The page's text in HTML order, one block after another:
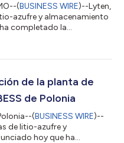
(BUSINESS WIRE)--Lyten,
azufre y almacenamiento
completado la
capacidad de fabricación
la expansión de las
de la planta de
de Polonia
(BUSINESS WIRE)--
de litio-azufre y
hoy que ha